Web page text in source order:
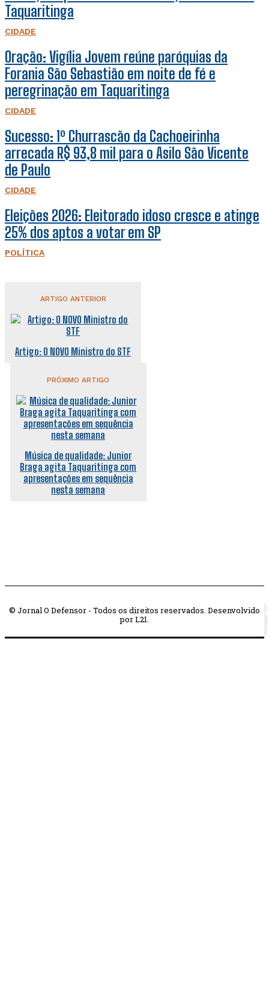
Taquaritinga
CIDADE
Oração: Vigília Jovem reúne paróquias da
Forania São Sebastião em noite de fé e
peregrinação em Taquaritinga
CIDADE
Sucesso: 1º Churrascão da Cachoeirinha
arrecada R$ 93,8 mil para o Asilo São Vicente
de Paulo
CIDADE
Eleições 2026: Eleitorado idoso cresce e atinge
25% dos aptos a votar em SP
POLÍTICA
ARTIGO ANTERIOR
Artigo: O NOVO Ministro do STF
PRÓXIMO ARTIGO
Música de qualidade: Junior
Braga agita Taquaritinga com
apresentações em sequência
nesta semana
© Jornal O Defensor - Todos os direitos reservados. Desenvolvido
por L21.